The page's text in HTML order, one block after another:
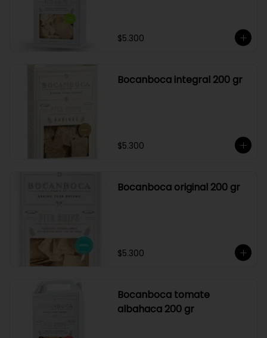
$5.300
Bocanboca integral 200 gr
$5.300
Bocanboca original 200 gr
$5.300
Bocanboca tomate
albahaca 200 gr